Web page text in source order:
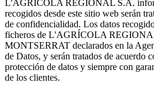
L'AGRÍCOLA REGIONAL S.A.
recogidos desde este sitio web serán
de confidencialidad. Los datos
ficheros de L'AGRÍCOLA
MONTSERRAT declarados en la
de Datos, y serán tratados de acuerdo
protección de datos y siempre con
de los clientes.